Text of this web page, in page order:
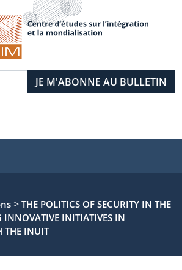
> THE POLITICS OF SECURITY IN THE
INNOVATIVE INITIATIVES IN
THE INUIT